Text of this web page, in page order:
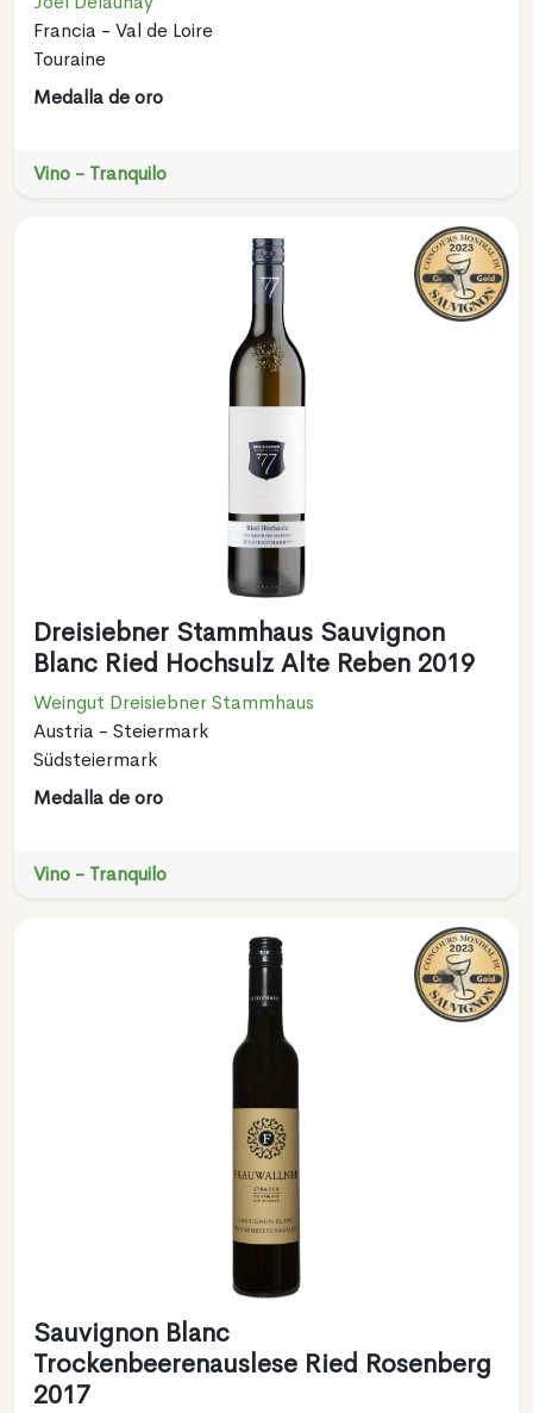
Francia - Val de Loire
Touraine
Medalla de oro
Vino - Tranquilo
Dreisiebner Stammhaus Sauvignon
Blanc Ried Hochsulz Alte Reben 2019
Weingut Dreisiebner Stammhaus
Austria - Steiermark
Südsteiermark
Medalla de oro
Vino - Tranquilo
Sauvignon Blanc
Trockenbeerenauslese Ried Rosenberg
2017